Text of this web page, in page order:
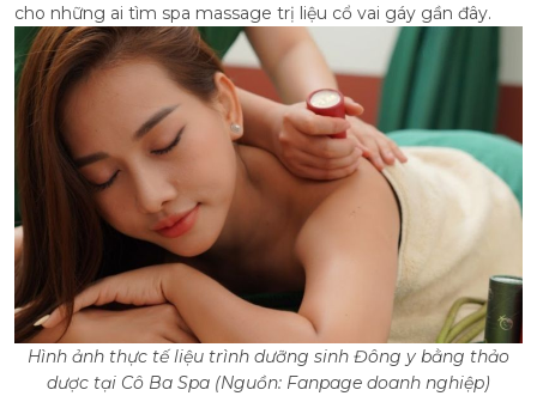
cho những ai tìm spa massage trị liệu cổ vai gáy gần đây.
Hình ảnh thực tế liệu trình dưỡng sinh Đông y bằng thảo
dược tại Cô Ba Spa (Nguồn: Fanpage doanh nghiệp)